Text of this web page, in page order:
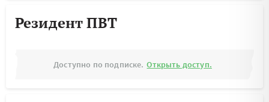
Резидент ПВТ
Доступно по подписке. Открыть доступ.